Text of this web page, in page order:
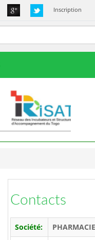
Inscription
Contacts
Société: